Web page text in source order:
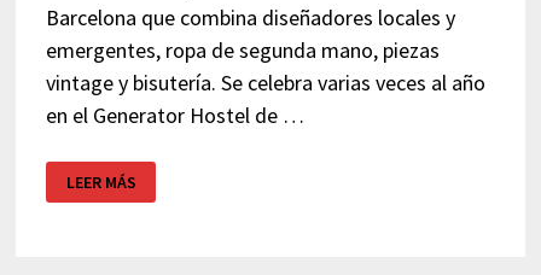
Barcelona que combina diseñadores locales y
emergentes, ropa de segunda mano, piezas
vintage y bisutería. Se celebra varias veces al año
en el Generator Hostel de …
FASHION
MARKET
–
LEER MÁS